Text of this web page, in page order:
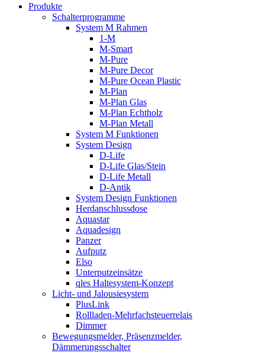
Produkte
Schalterprogramme
System M Rahmen
1-M
M-Smart
M-Pure
M-Pure Decor
M-Pure Ocean Plastic
M-Plan
M-Plan Glas
M-Plan Echtholz
M-Plan Metall
System M Funktionen
System Design
D-Life
D-Life Glas/Stein
D-Life Metall
D-Antik
System Design Funktionen
Herdanschlussdose
Aquastar
Aquadesign
Panzer
Aufputz
Elso
Unterputzeinsätze
qles Haltesystem-Konzept
Licht- und Jalousiesystem
PlusLink
Rollladen-Mehrfachsteuerrelais
Dimmer
Bewegungsmelder, Präsenzmelder,
Dämmerungsschalter